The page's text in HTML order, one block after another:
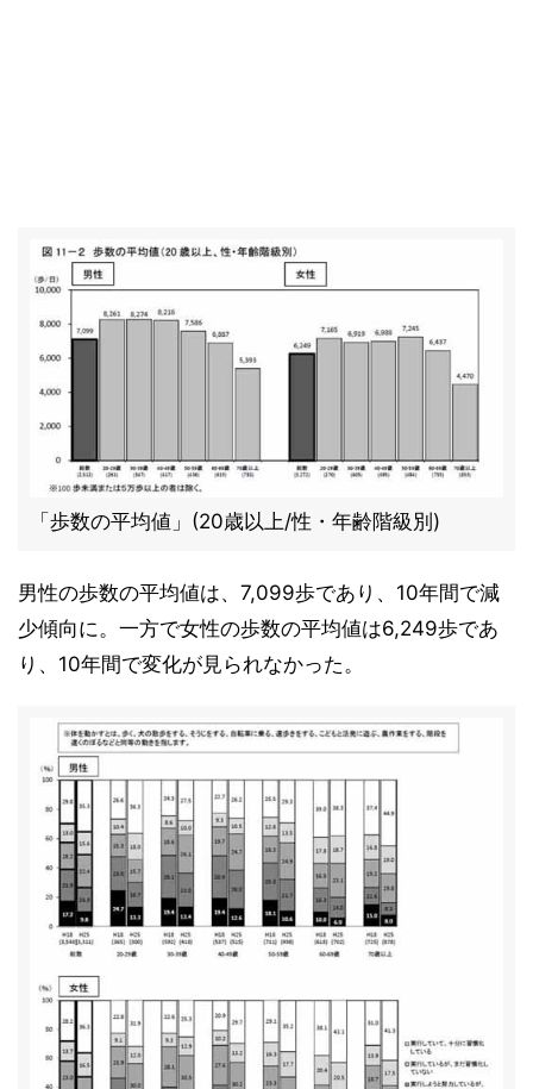
「歩数の平均値」(20歳以上/性・年齢階級別)
男性の歩数の平均値は、7,099歩であり、10年間で減
少傾向に。一方で女性の歩数の平均値は6,249歩であ
り、10年間で変化が見られなかった。